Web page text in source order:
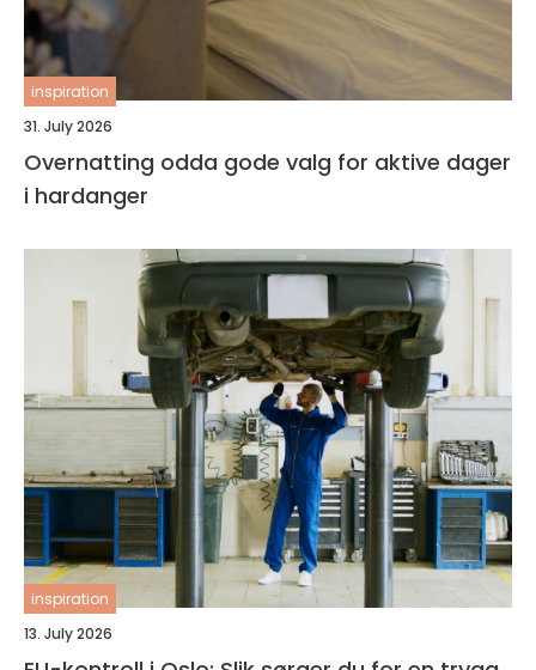
inspiration
31. July 2026
Overnatting odda gode valg for aktive dager
i hardanger
inspiration
13. July 2026